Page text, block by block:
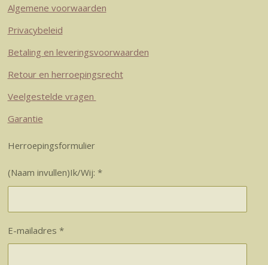
Algemene voorwaarden
Privacybeleid
Betaling en leveringsvoorwaarden
Retour en herroepingsrecht
Veelgestelde vragen
Garantie
Herroepingsformulier
(Naam invullen)Ik/Wij: *
E-mailadres *